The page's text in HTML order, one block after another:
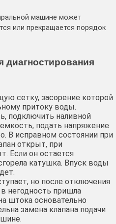
машине может
или прекращается порядок
диагностирования
сетку, засорение которой
притоку воды.
подключить наливной
подать напряжение
В исправном состоянии при
открыт, при
Если он остается
катушка. Впуск воды
но после отключения
негодность пришла
штока основательно
замена клапана подачи